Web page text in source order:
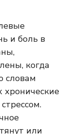
и боль в
когда
словам
хронические
или